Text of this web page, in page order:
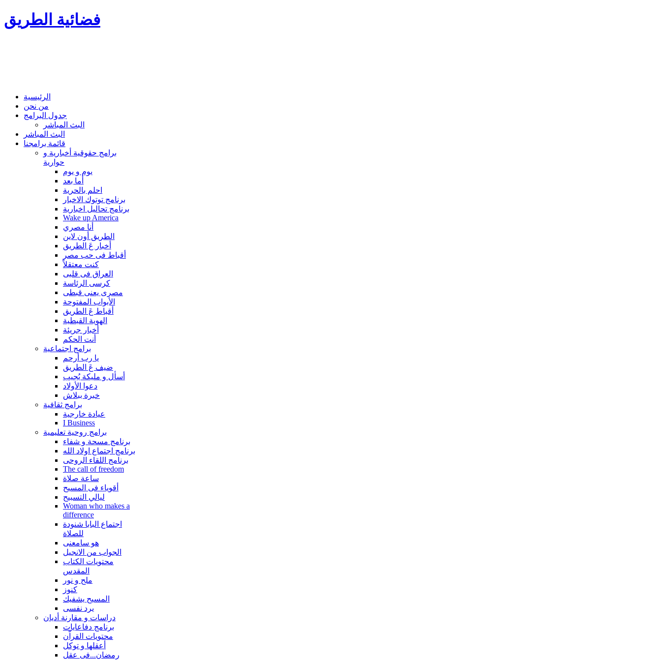
فضائية الطريق
الرئيسية
من نحن
جدول البرامج
البث المباشر
البث المباشر
قائمة برامجنا
برامج حقوقية أخبارية و
حوارية
يوم و يوم
أما بعد
احلم بالحرية
برنامج توتوك الاخبار
برنامج تحاليل اخبارية
Wake up America
أنا مصري
الطريق أون لاين
أخبار عَ الطريق
أقباط فى حب مصر
كنت معتقلاً
العراق فى قلبى
كرسى الرئاسة
مصرى يعنى قبطى
الأبواب المفتوحة
أقباط عَ الطريق
الهوية القبطية
أخبار جريئة
أنت الحكم
برامج اجتماعية
يا رب أرحم
ضيف عَ الطريق
أسأل و مليكة يُجيب
دعوا الأولاد
خبرة ببلاش
برامج ثقافية
عيادة خارجية
I Business
برامج روحية تعليمية
برنامج مسحة و شفاء
برنامج اجتماع اولاد الله
برنامج اللقاء الروحى
The call of freedom
ساعة صلاة
أقوياء فى المسيح
ليالي التسبيح
Woman who makes a
difference
اجتماع البابا شنودة
للصلاة
هو سامعنى
الجواب من الانجيل
محتويات الكتاب
المقدس
ملح و نور
كنوز
المسيح يشفيك
يرد نفسى
دراسات و مقارنة أديان
برنامج دفاعايات
محتويات القراّن
أعقلها و توكل
رمضان...فى عقل